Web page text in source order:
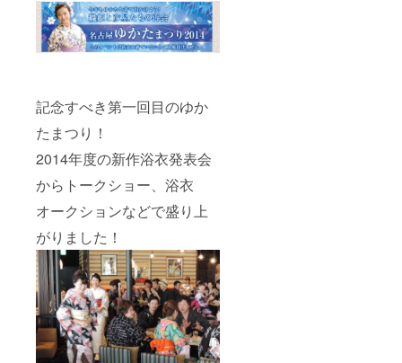
記念すべき第一回目のゆか
たまつり！
2014年度の新作浴衣発表会
からトークショー、浴衣
オークションなどで盛り上
がりました！